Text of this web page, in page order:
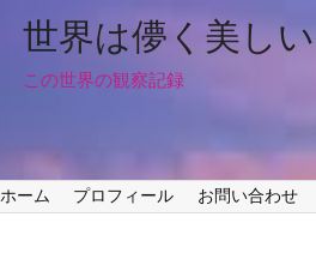
世界は儚く美しい
この世界の観察記録
ホーム プロフィール お問い合わせ